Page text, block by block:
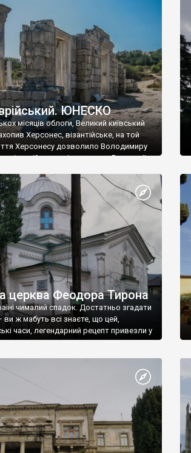
викрадені з фондів об’єкту
ЮНЕСКО «Херсонеса Таврійського».
«Золото Візантії», але експерти та
це лише […]
ЮНЕСКО
місяців облоги, Великий київський
Херсонес, візантійське, на той
Херсонесу дозволило Володимиру
візантійському імператору Василю ІІ,
язичник, став Василем-
було Хрещення Русі. На честь
названо місто […]
церква Феодора Тирона
чималий спадок. Достатньо згадати
ви ж мабуть всі знаєте, що цей,
часи, легендарний рецепт привезли у